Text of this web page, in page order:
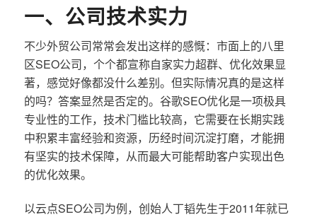
一、公司技术实力
不少外贸公司常常会发出这样的感慨：市面上的八里
区SEO公司，个个都宣称自家实力超群、优化效果显
著，感觉好像都没什么差别。但实际情况真的是这样
的吗？答案显然是否定的。谷歌SEO优化是一项极具
专业性的工作，技术门槛比较高，它需要在长期实践
中积累丰富经验和资源，历经时间沉淀打磨，才能拥
有坚实的技术保障，从而最大可能帮助客户实现出色
的优化效果。
以云点SEO公司为例，创始人丁韬先生于2011年就已